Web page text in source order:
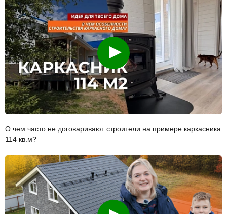
Смотреть
О чем часто не договаривают строители на примере каркасника
114 кв.м?
Смотреть